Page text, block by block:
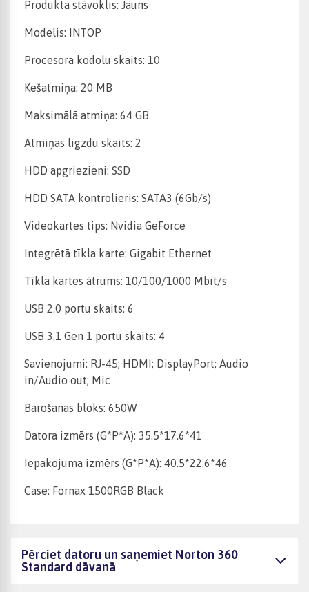
Produkta stāvoklis: Jauns
Modelis: INTOP
Procesora kodolu skaits: 10
Kešatmiņa: 20 MB
Maksimālā atmiņa: 64 GB
Atmiņas ligzdu skaits: 2
HDD apgriezieni: SSD
HDD SATA kontrolieris: SATA3 (6Gb/s)
Videokartes tips: Nvidia GeForce
Integrētā tīkla karte: Gigabit Ethernet
Tīkla kartes ātrums: 10/100/1000 Mbit/s
USB 2.0 portu skaits: 6
USB 3.1 Gen 1 portu skaits: 4
Savienojumi: RJ-45; HDMI; DisplayPort; Audio
in/Audio out; Mic
Barošanas bloks: 650W
Datora izmērs (G*P*A): 35.5*17.6*41
Iepakojuma izmērs (G*P*A): 40.5*22.6*46
Case: Fornax 1500RGB Black
Pērciet datoru un saņemiet Norton 360
Standard dāvanā